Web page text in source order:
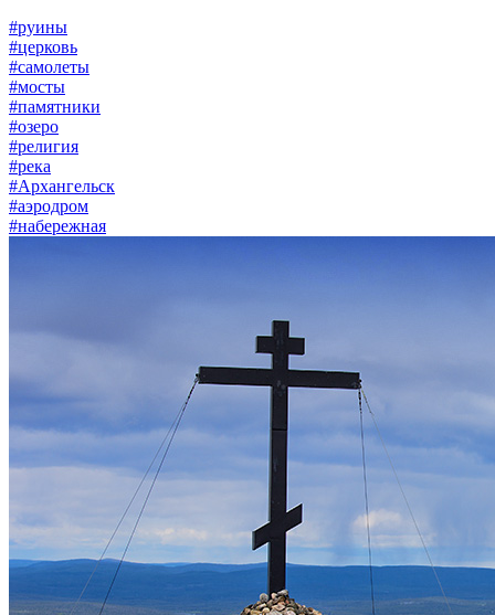
#руины
#церковь
#самолеты
#мосты
#памятники
#озеро
#религия
#река
#Архангельск
#аэродром
#набережная